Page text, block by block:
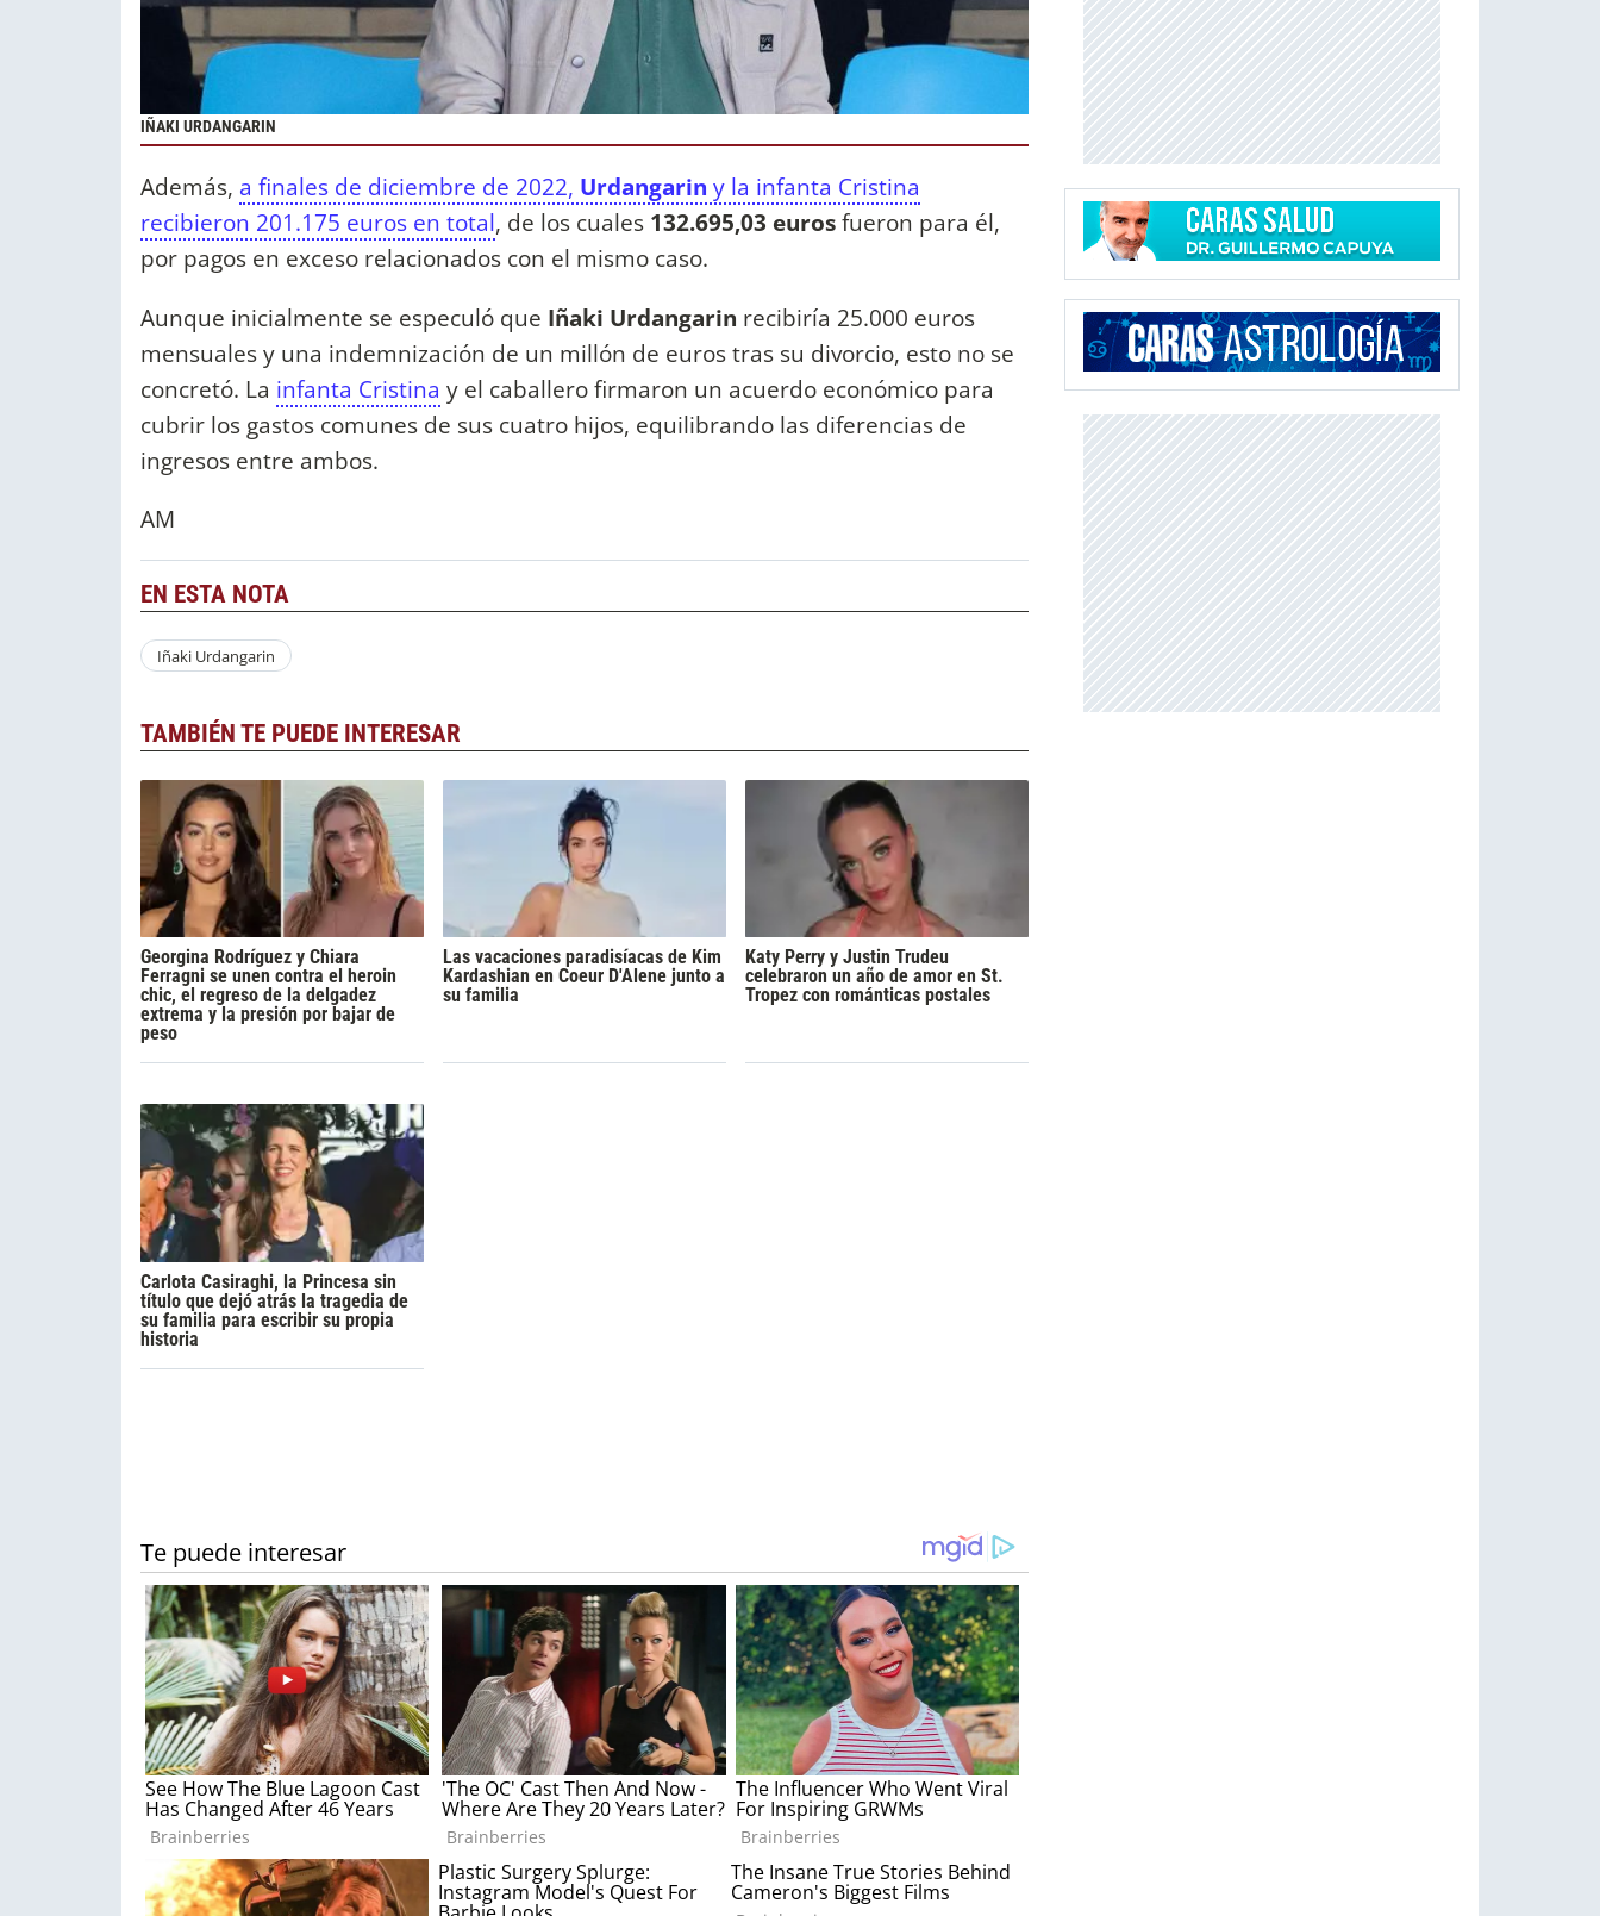
IÑAKI URDANGARIN
Además, a finales de diciembre de 2022, Urdangarin y la infanta Cristina
recibieron 201.175 euros en total, de los cuales 132.695,03 eurosfueron para él,
por pagos en exceso relacionados con el mismo caso.
Aunque inicialmente se especuló que Iñaki Urdangarin recibiría 25.000 euros
mensuales y una indemnización de un millón de euros tras su divorcio, esto no se
concretó. La infanta Cristina y el caballero firmaron un acuerdo económico para
cubrir los gastos comunes de sus cuatro hijos, equilibrando las diferencias de
ingresos entre ambos.
AM
EN ESTA NOTA
Iñaki Urdangarin
TAMBIÉN TE PUEDE INTERESAR
Georgina Rodríguez y Chiara
Ferragni se unen contra el heroin
chic, el regreso de la delgadez
extrema y la presión por bajar de
peso
Las vacaciones paradisíacas de Kim
Kardashian en Coeur D'Alene junto a
su familia
Katy Perry y Justin Trudeu
celebraron un año de amor en St.
Tropez con románticas postales
Carlota Casiraghi, la Princesa sin
título que dejó atrás la tragedia de
su familia para escribir su propia
historia